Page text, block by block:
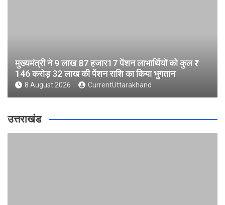
मुख्यमंत्री ने 9 लाख 87 हजार17 पेंशन लाभार्थियों को कुल ₹
146 करोड़ 32 लाख की पेंशन राशि का किया भुगतान
8 August 2026 CurrentUttarakhand
उत्तराखंड